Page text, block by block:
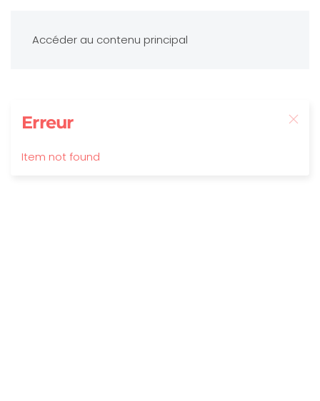
Accéder au contenu principal
Erreur
Item not found